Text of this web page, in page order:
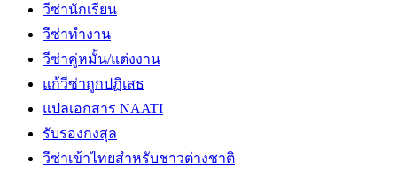
วีซ่านักเรียน
วีซ่าทำงาน
วีซ่าคู่หมั้น/แต่งงาน
แก้วีซ่าถูกปฏิเสธ
แปลเอกสาร NAATI
รับรองกงสุล
วีซ่าเข้าไทยสำหรับชาวต่างชาติ